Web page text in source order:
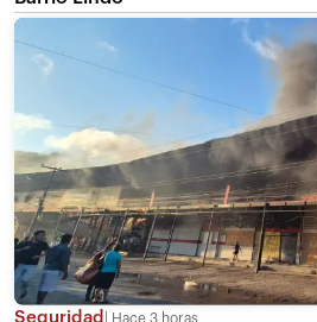
Seguridad Hace 3 horas